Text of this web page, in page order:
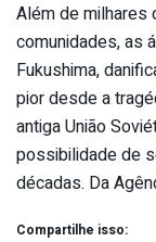
Além de milhares
comunidades, as
Fukushima,
pior desde a
antiga União
possibilidade de
décadas. Da
Compartilhe isso: